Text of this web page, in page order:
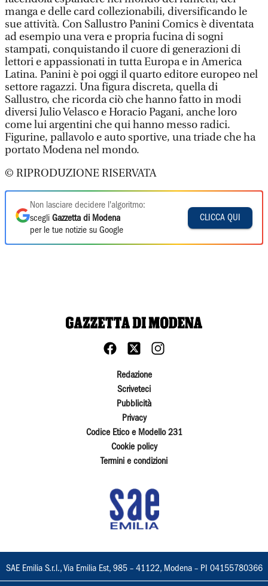
manga e delle card collezionabili, diversificando le
sue attività. Con Sallustro Panini Comics è diventata
ad esempio una vera e propria fucina di sogni
stampati, conquistando il cuore di generazioni di
lettori e appassionati in tutta Europa e in America
Latina. Panini è poi oggi il quarto editore europeo nel
settore ragazzi. Una figura discreta, quella di
Sallustro, che ricorda ciò che hanno fatto in modi
diversi Julio Velasco e Horacio Pagani, anche loro
come lui argentini che qui hanno messo radici.
Figurine, pallavolo e auto sportive, una triade che ha
portato Modena nel mondo.
© RIPRODUZIONE RISERVATA
Non lasciare decidere l'algoritmo:
scegli Gazzetta di Modena
per le tue notizie su Google
CLICCA QUI
Redazione
Scriveteci
Pubblicità
Privacy
Codice Etico e Modello 231
Cookie policy
Termini e condizioni
SAE Emilia S.r.l., Via Emilia Est, 985 – 41122, Modena – PI 04155780366